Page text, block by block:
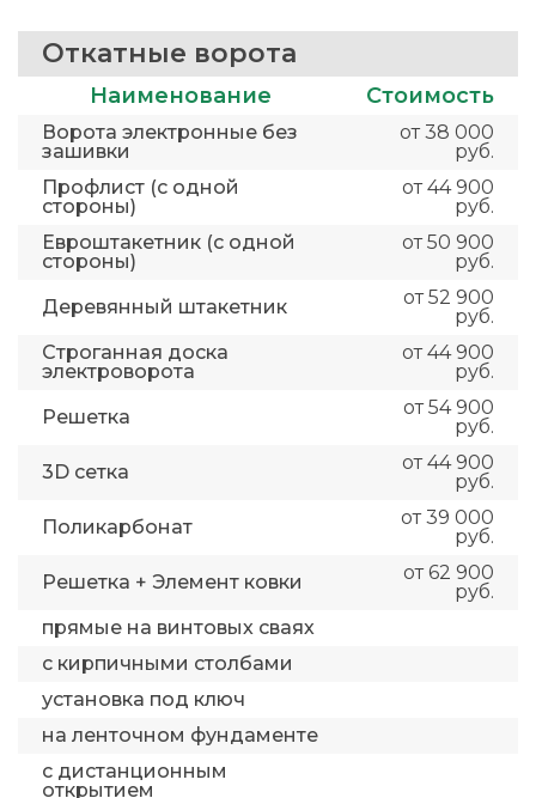
Откатные ворота
Наименование Стоимость
Ворота электронные без
зашивки
от 38 000
руб.
Профлист (с одной
стороны)
от 44 900
руб.
Евроштакетник (с одной
стороны)
от 50 900
руб.
Деревянный штакетник
от 52 900
руб.
Строганная доска
электроворота
от 44 900
руб.
Решетка
от 54 900
руб.
3D сетка
от 44 900
руб.
Поликарбонат
от 39 000
руб.
Решетка + Элемент ковки
от 62 900
руб.
прямые на винтовых сваях
с кирпичными столбами
установка под ключ
на ленточном фундаменте
с дистанционным
открытием